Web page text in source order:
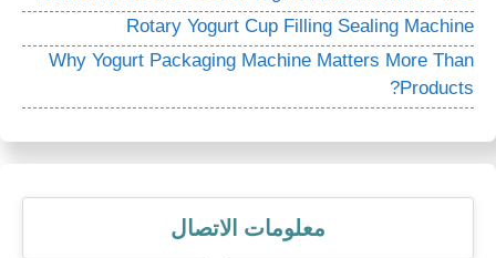
Rotary Yogurt Cup Filling Sealing Machine
Why Yogurt Packaging Machine Matters More Than
Products?
معلومات الاتصال